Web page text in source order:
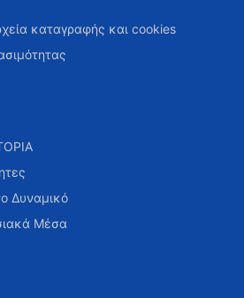
καταγραφής και cookies
Δυναμικό
Μέσα